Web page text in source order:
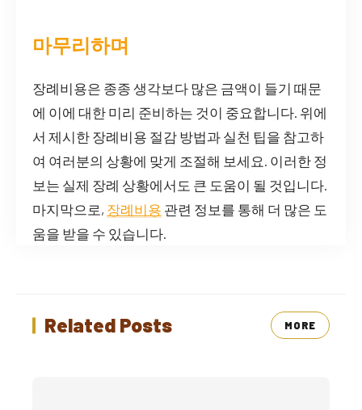
마무리하며
장례비용은 종종 생각보다 많은 금액이 들기 때문
에 이에 대한 미리 준비하는 것이 중요합니다. 위에
서 제시한 장례비용 절감 방법과 실천 팁을 참고하
여 여러분의 상황에 맞게 조절해 보세요. 이러한 정
보는 실제 장례 상황에서도 큰 도움이 될 것입니다.
마지막으로, 장례비용 관련 정보를 통해 더 많은 도
움을 받을 수 있습니다.
Related Posts MORE